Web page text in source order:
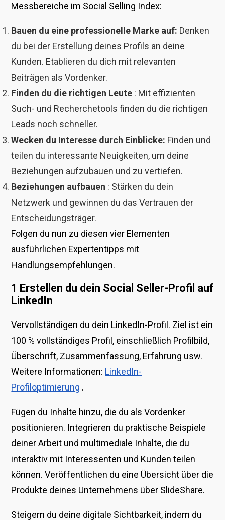
Messbereiche im Social Selling Index:
Bauen du eine professionelle Marke auf: Denken
du bei der Erstellung deines Profils an deine
Kunden. Etablieren du dich mit relevanten
Beiträgen als Vordenker.
Finden du die richtigen Leute : Mit effizienten
Such- und Recherchetools finden du die richtigen
Leads noch schneller.
Wecken du Interesse durch Einblicke: Finden und
teilen du interessante Neuigkeiten, um deine
Beziehungen aufzubauen und zu vertiefen.
Beziehungen aufbauen : Stärken du dein
Netzwerk und gewinnen du das Vertrauen der
Entscheidungsträger.
Folgen du nun zu diesen vier Elementen
ausführlichen Expertentipps mit
Handlungsempfehlungen.
1 Erstellen du dein Social Seller-Profil auf
LinkedIn
Vervollständigen du dein LinkedIn-Profil. Ziel ist ein
100 % vollständiges Profil, einschließlich Profilbild,
Überschrift, Zusammenfassung, Erfahrung usw.
Weitere Informationen: LinkedIn-
Profiloptimierung .
Fügen du Inhalte hinzu, die du als Vordenker
positionieren. Integrieren du praktische Beispiele
deiner Arbeit und multimediale Inhalte, die du
interaktiv mit Interessenten und Kunden teilen
können. Veröffentlichen du eine Übersicht über die
Produkte deines Unternehmens über SlideShare.
Steigern du deine digitale Sichtbarkeit, indem du